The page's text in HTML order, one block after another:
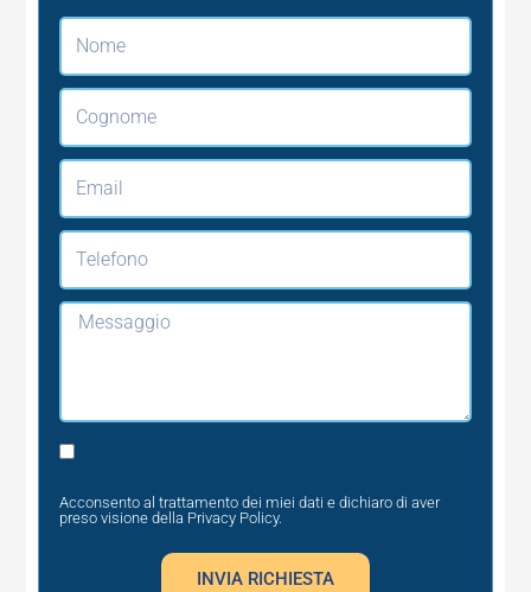
Nome
Cognome
Email
Telefono
Messaggio
Privacy
Acconsento al trattamento dei miei dati e dichiaro di aver
preso visione della Privacy Policy.
INVIA RICHIESTA